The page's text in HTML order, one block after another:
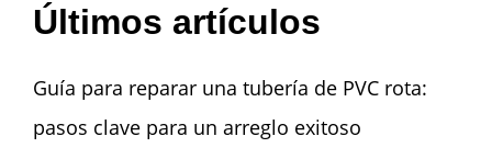
Últimos artículos
Guía para reparar una tubería de PVC rota:
pasos clave para un arreglo exitoso